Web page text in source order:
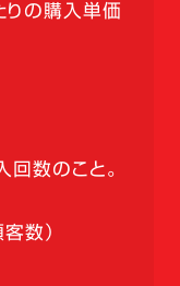
りの購入単価
数のこと。
数）